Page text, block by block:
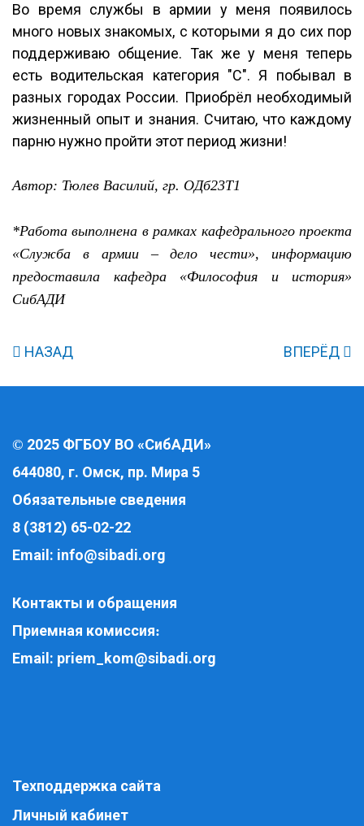
Во время службы в армии у меня появилось
много новых знакомых, с которыми я до сих пор
поддерживаю общение. Так же у меня теперь
есть водительская категория "С". Я побывал в
разных городах России. Приобрёл необходимый
жизненный опыт и знания. Считаю, что каждому
парню нужно пройти этот период жизни!
Автор: Тюлев Василий, гр. ОДб23Т1
*Работа выполнена в рамках кафедрального проекта
«Служба в армии – дело чести», информацию
предоставила кафедра «Философия и история»
СибАДИ
НАЗАД ВПЕРЁД
© 2025 ФГБОУ ВО «СибАДИ»
644080, г. Омск, пр. Мира 5
Обязательные сведения
8 (3812) 65-02-22
Email: info@sibadi.org
Контакты и обращения
Приемная комиссия:
Email: priem_kom@sibadi.org
Техподдержка сайта
Личный кабинет